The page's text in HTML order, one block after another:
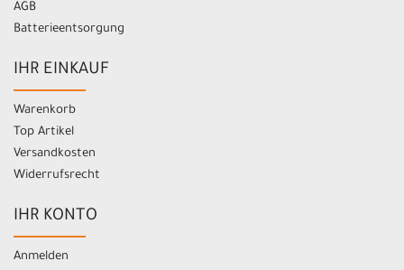
AGB
Batterieentsorgung
IHR EINKAUF
Warenkorb
Top Artikel
Versandkosten
Widerrufsrecht
IHR KONTO
Anmelden